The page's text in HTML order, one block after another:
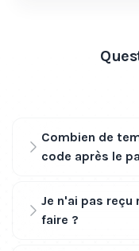
Combien de
code après le
Je n'ai pas reçu
faire ?